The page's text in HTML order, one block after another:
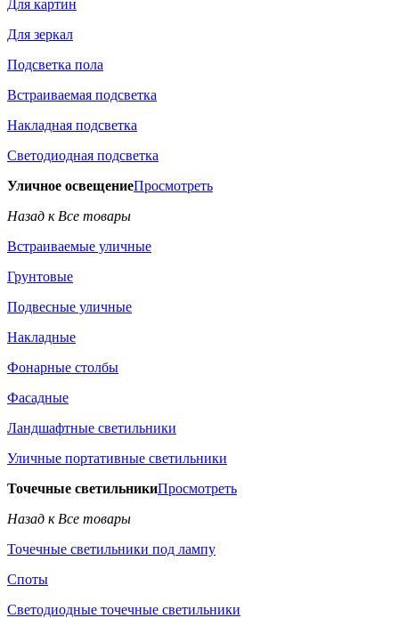
Для картин
Для зеркал
Подсветка пола
Встраиваемая подсветка
Накладная подсветка
Светодиодная подсветка
Уличное освещениеПросмотреть
Назад к Все товары
Встраиваемые уличные
Грунтовые
Подвесные уличные
Накладные
Фонарные столбы
Фасадные
Ландшафтные светильники
Уличные портативные светильники
Точечные светильникиПросмотреть
Назад к Все товары
Точечные светильники под лампу
Споты
Светодиодные точечные светильники